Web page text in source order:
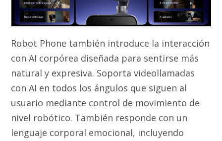
Robot Phone también introduce la interacción
con AI corpórea diseñada para sentirse más
natural y expresiva. Soporta videollamadas
con AI en todos los ángulos que siguen al
usuario mediante control de movimiento de
nivel robótico. También responde con un
lenguaje corporal emocional, incluyendo